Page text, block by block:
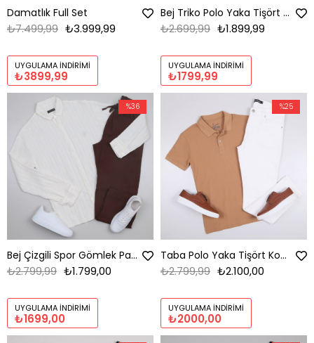
Damatlık Full Set
₺3.999,99
₺7.499,99
UYGULAMA İNDIRIMI
₺3899,99
Bej Triko Polo Yaka Tişört Kombini Erkek | Slim Fit Şık Komple Set
₺1.899,99
₺2.699,99
UYGULAMA İNDIRIMI
₺1799,99
Bej Çizgili Spor Gömlek Pantolon Ayakkabı Kombini
₺1.799,00
₺2.799,99
UYGULAMA İNDIRIMI
₺1699,00
%36
Taba Polo Yaka Tişört Kombini Erkek | Slim Fit Şık Komple Set
₺2.100,00
₺2.799,99
UYGULAMA İNDIRIMI
₺2000,00
%25